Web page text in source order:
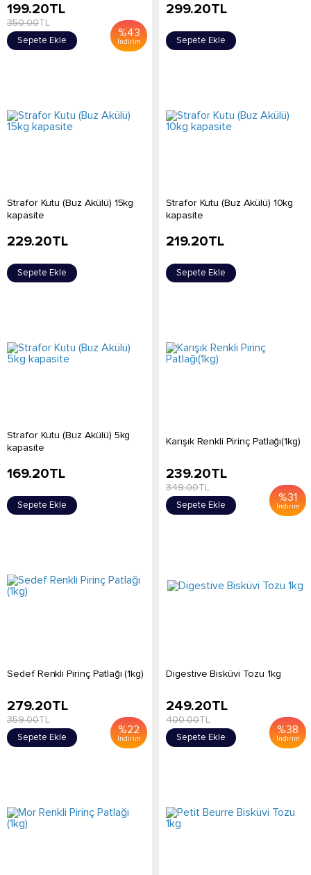
%43
İndirim
199.20TL
350.00TL
Sepete Ekle
299.20TL
Sepete Ekle
Strafor Kutu (Buz Akülü) 15kg
kapasite
229.20TL
Sepete Ekle
Strafor Kutu (Buz Akülü) 10kg
kapasite
219.20TL
Sepete Ekle
Strafor Kutu (Buz Akülü) 5kg
kapasite
169.20TL
Sepete Ekle
Karışık Renkli Pirinç Patlağı(1kg)
%31
İndirim
239.20TL
349.00TL
Sepete Ekle
Sedef Renkli Pirinç Patlağı (1kg)
%22
İndirim
279.20TL
359.00TL
Sepete Ekle
Digestive Bisküvi Tozu 1kg
%38
İndirim
249.20TL
400.00TL
Sepete Ekle